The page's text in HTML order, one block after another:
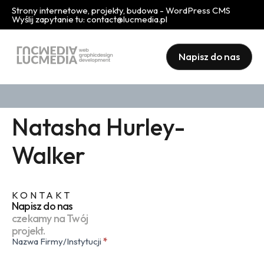
Strony internetowe, projekty, budowa - WordPress CMS
Wyślij zapytanie tu: contact@lucmedia.pl
Napisz do nas
Natasha Hurley-
Walker
KONTAKT
Napisz do nas
czekamy na Twój
projekt.
Kontakt
Nazwa Firmy/Instytucji *